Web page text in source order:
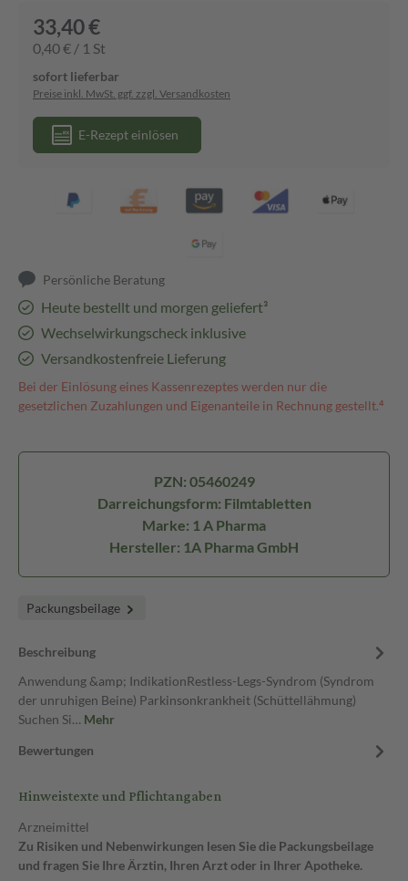
33,40 €
0,40 € / 1 St
sofort lieferbar
Preise inkl. MwSt. ggf. zzgl. Versandkosten
E-Rezept einlösen
Persönliche Beratung
Heute bestellt und morgen geliefert³
Wechselwirkungscheck inklusive
Versandkostenfreie Lieferung
Bei der Einlösung eines Kassenrezeptes werden nur die
gesetzlichen Zuzahlungen und Eigenanteile in Rechnung gestellt.⁴
PZN: 05460249
Darreichungsform: Filmtabletten
Marke: 1 A Pharma
Hersteller: 1A Pharma GmbH
Packungsbeilage
Beschreibung
Anwendung &amp; IndikationRestless-Legs-Syndrom (Syndrom
der unruhigen Beine) Parkinsonkrankheit (Schüttellähmung)
Suchen Si… Mehr
Bewertungen
Hinweistexte und Pflichtangaben
Arzneimittel
Zu Risiken und Nebenwirkungen lesen Sie die Packungsbeilage
und fragen Sie Ihre Ärztin, Ihren Arzt oder in Ihrer Apotheke.